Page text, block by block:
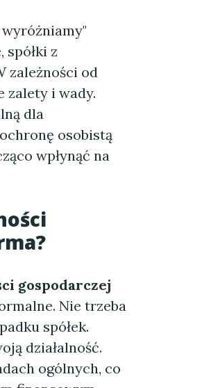
wyróżniamy"
spółki z
zależności od
zalety i wady.
dla
osobistą
wpłynąć na
gospodarczej
Nie trzeba
spółek.
działalność.
ogólnych, co